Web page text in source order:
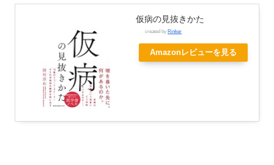
仮病の見抜きかた
created by Rinker
Amazonレビューを見る